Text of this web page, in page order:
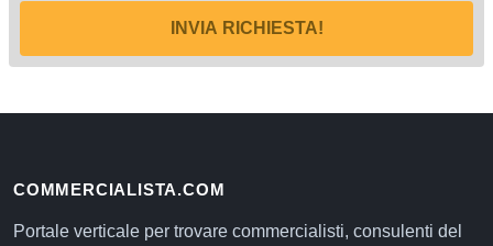
INVIA RICHIESTA!
COMMERCIALISTA.COM
Portale verticale per trovare commercialisti, consulenti del